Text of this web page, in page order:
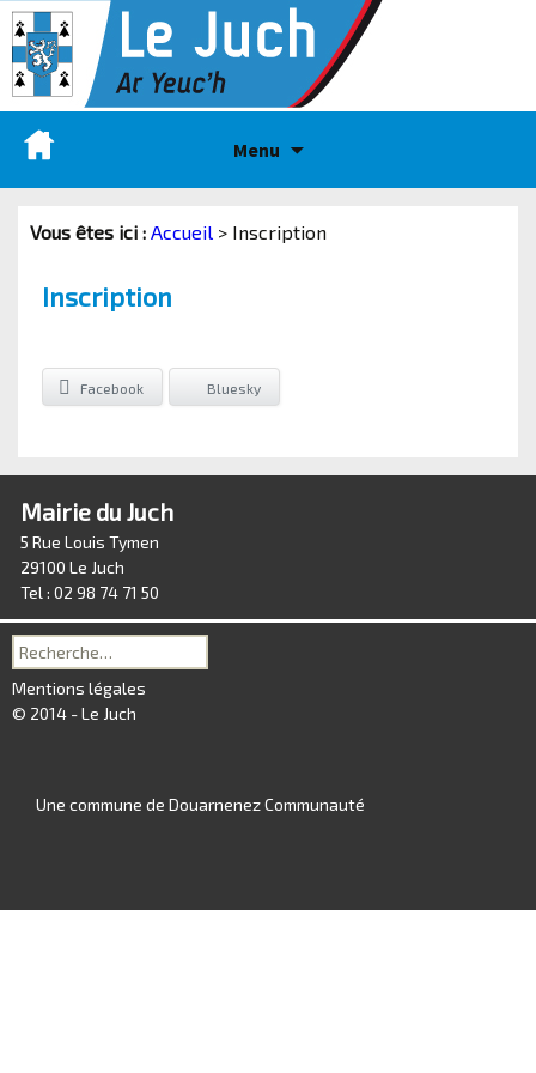
Menu
Vous êtes ici : Accueil > Inscription
Inscription
Facebook Bluesky
Mairie du Juch
5 Rue Louis Tymen
29100 Le Juch
Tel : 02 98 74 71 50
Recherche
pour :
Mentions légales
© 2014 - Le Juch
Une commune de Douarnenez Communauté